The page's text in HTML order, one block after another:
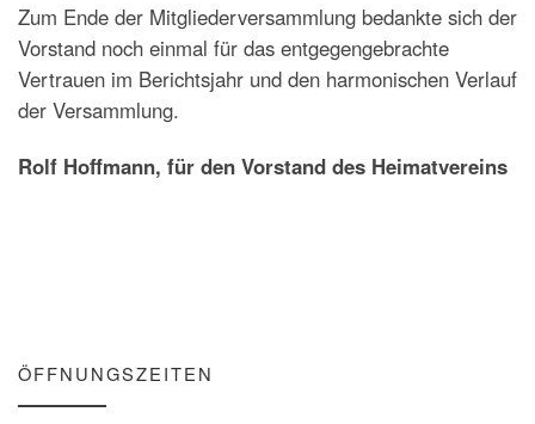
Zum Ende der Mitgliederversammlung bedankte sich der
Vorstand noch einmal für das entgegengebrachte
Vertrauen im Berichtsjahr und den harmonischen Verlauf
der Versammlung.
Rolf Hoffmann, für den Vorstand des Heimatvereins
ÖFFNUNGSZEITEN